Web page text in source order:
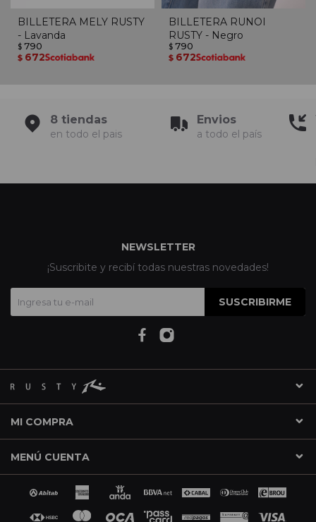
BILLETERA MELY RUSTY
- Lavanda
$ 790
$ 672
BILLETERA RUNOI
RUSTY - Negro
$ 790
$ 672
8 tiendas
en todo el pais
Envios
a todo el país
MI COMPRA
MENÚ CUENTA
NEWSLETTER
¡Suscribite y recibí todas nuestras novedades!
SUSCRIBIRME